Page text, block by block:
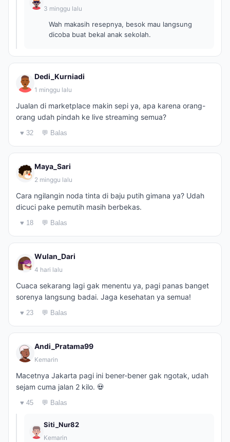
3 minggu lalu
Wah makasih resepnya, besok mau langsung
dicoba buat bekal anak sekolah.
Dedi_Kurniadi
1 minggu lalu
Jualan di marketplace makin sepi ya, apa karena orang-
orang udah pindah ke live streaming semua?
♥ 32 💬 Balas
Maya_Sari
2 minggu lalu
Cara ngilangin noda tinta di baju putih gimana ya? Udah
dicuci pake pemutih masih berbekas.
♥ 18 💬 Balas
Wulan_Dari
4 hari lalu
Cuaca sekarang lagi gak menentu ya, pagi panas banget
sorenya langsung badai. Jaga kesehatan ya semua!
♥ 23 💬 Balas
Andi_Pratama99
Kemarin
Macetnya Jakarta pagi ini bener-bener gak ngotak, udah
sejam cuma jalan 2 kilo. 💀
♥ 45 💬 Balas
Siti_Nur82
Kemarin